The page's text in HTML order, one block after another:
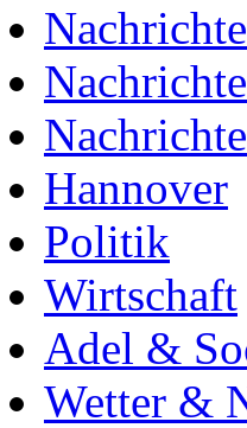
Hannover
Politik
Wirtschaft
Adel &
Wetter &